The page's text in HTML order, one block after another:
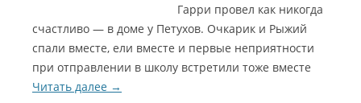
й
у
з
ы
к
ё
р
о
z
m
a
Г
о
м
э
Гарри провел как никогда
счастливо — в доме у Петухов. Очкарик и Рыжий
спали вместе, ели вместе и первые неприятности
при отправлении в школу встретили тоже вместе
Читать далее →